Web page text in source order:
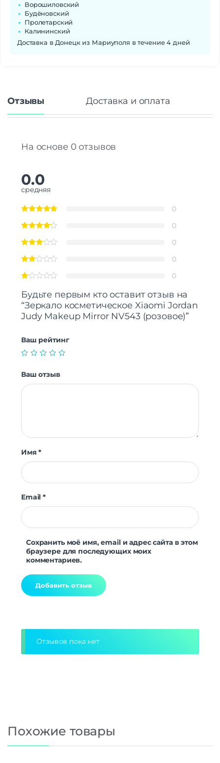
Ворошиловский
Будёновский
Пролетарский
Калининский
Доставка в Донецк из Мариуполя в течение 4 дней
Отзывы Доставка и оплата
На основе 0 отзывов
0.0
средняя
0
0
0
0
0
Будьте первым кто оставит отзыв на
“Зеркало косметическое Xiaomi Jordan
Judy Makeup Mirror NV543 (розовое)”
Ваш рейтинг
Ваш отзыв
Имя*
Email*
Сохранить моё имя, email и адрес сайта в этом
браузере для последующих моих
комментариев.
Отзывов пока нет
Похожие товары